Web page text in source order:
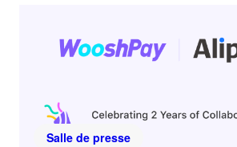
Salle de presse